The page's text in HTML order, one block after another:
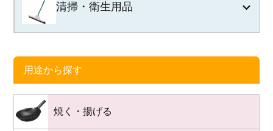
清掃・衛生用品
用途から探す
焼く・揚げる